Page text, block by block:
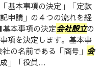
基本事項の決定」「定款
申請」の４つの流れを経
本事項の決定会社設立の
項を決定します。基本事
の名前である「商号」 会
」「役員...